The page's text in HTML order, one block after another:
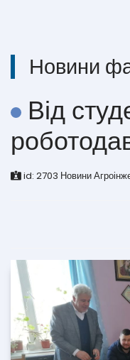
Новини
Від
id: 2703 Новини